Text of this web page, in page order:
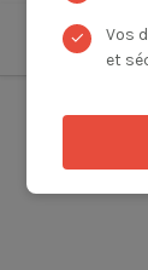
✓
Vos
et